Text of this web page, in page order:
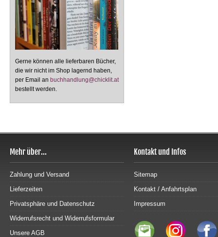
Gerne können alle lieferbaren Bücher,
die wir nicht im Shop lagernd haben,
per Email an buchhandlung@chicklit.at
bestellt werden.
Mehr über...
Zahlung und Versand
Lieferzeiten
Privatsphäre und Datenschutz
Widerrufsrecht und Widerrufsformular
Unsere AGB
Kontakt und Infos
Sitemap
Kontakt / Anfahrtsplan
Impressum